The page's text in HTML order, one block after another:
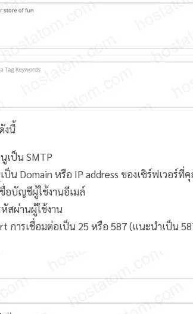
งนี้
เป็น SMTP
ป็น Domain หรือ IP address ของเซิร์ฟเวอร์ที่
อบัญชีผู้ใช้งานอีเมล์
สผ่านผู้ใช้งาน
การเชื่อมต่อเป็น 25 หรือ 587 (แนะนำเป็น